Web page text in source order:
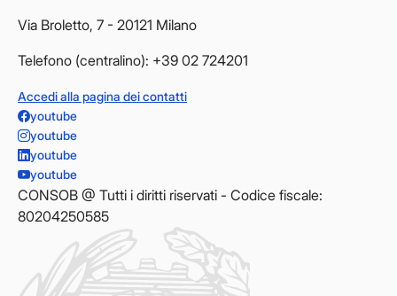
Via Broletto, 7 - 20121 Milano
Telefono (centralino): +39 02 724201
Accedi alla pagina dei contatti
youtube
youtube
youtube
youtube
CONSOB @ Tutti i diritti riservati - Codice fiscale:
80204250585